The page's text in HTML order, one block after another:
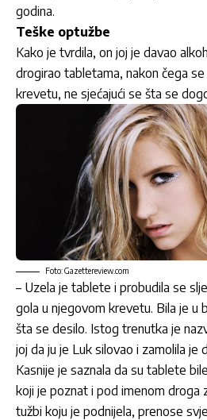
godina.
Teške optužbe
Kako je tvrdila, on joj je davao
drogirao tabletama, nakon čega
krevetu, ne sjećajući se šta se
Foto: Gazettereview.com
– Uzela je tablete i probudila se
gola u njegovom krevetu. Bila je u
šta se desilo. Istog trenutka je
joj da ju je Luk silovao i zamolila je
Kasnije je saznala da su tablete
koji je poznat i pod imenom droga
tužbi koju je podnijela, prenose